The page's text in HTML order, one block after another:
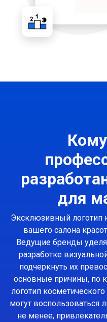
для
Эксклюзивный логотип
вашего салона
Ведущие бренды
разработке
подчеркнуть их
основные причины, по
логотип
могут воспользоваться
не менее,